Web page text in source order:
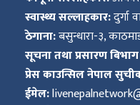
स्वास्थ्य सल्लाहकार:दुर्गा
ठेगाना:बसुन्धारा-३,
सूचना तथा प्रसारण बिभाग
प्रेस काउन्सिल नेपाल
ईमेल: